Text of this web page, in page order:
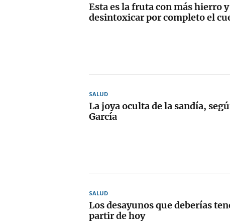
Esta es la fruta con más hierro
desintoxicar por completo el
SALUD
La joya oculta de la sandía,
García
SALUD
Los desayunos que deberías
partir de hoy